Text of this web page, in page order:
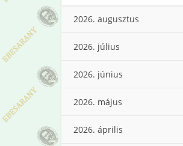
2026. augusztus
2026. július
2026. június
2026. május
2026. április